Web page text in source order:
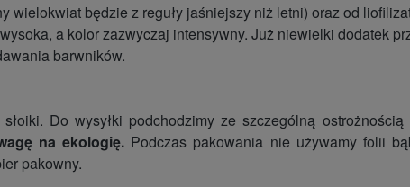
wielokwiat będzie z reguły jaśniejszy niż letni) oraz od
a kolor zazwyczaj intensywny. Już niewielki dodatek
barwników.
Do wysyłki podchodzimy ze szczególną
na ekologię. Podczas pakowania nie używamy folii
pakowny.